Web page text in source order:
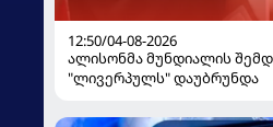
12:50/04-08-2026
ალისონმა მუნდიალის
"ლივერპულს" დაუბრუნდა